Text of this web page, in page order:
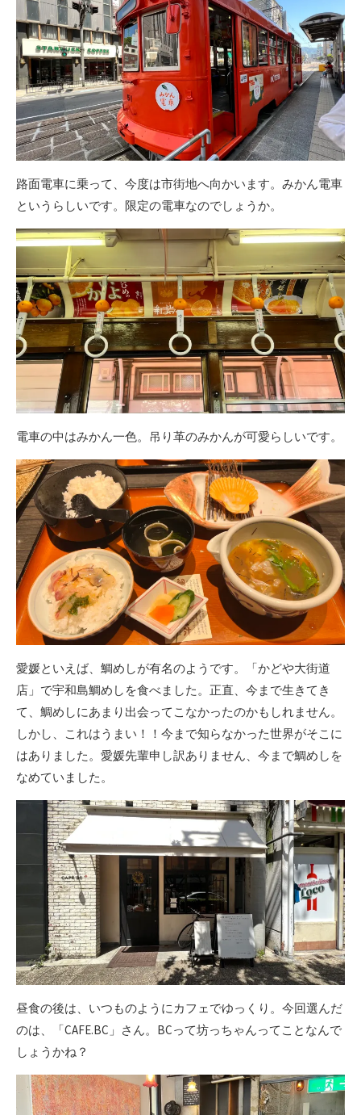
路面電車に乗って、今度は市街地へ向かいます。みかん電車
というらしいです。限定の電車なのでしょうか。
電車の中はみかん一色。吊り革のみかんが可愛らしいです。
愛媛といえば、鯛めしが有名のようです。「かどや大街道
店」で宇和島鯛めしを食べました。正直、今まで生きてき
て、鯛めしにあまり出会ってこなかったのかもしれません。
しかし、これはうまい！！今まで知らなかった世界がそこに
はありました。愛媛先輩申し訳ありません、今まで鯛めしを
なめていました。
昼食の後は、いつものようにカフェでゆっくり。今回選んだ
のは、「CAFE.BC」さん。BCって坊っちゃんってことなんで
しょうかね？